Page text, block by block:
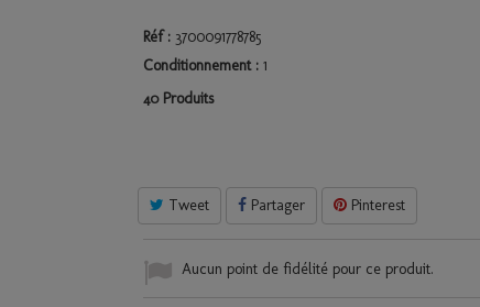
Réf : 3700091778785
Conditionnement : 1
40 Produits
Tweet Partager Pinterest
Aucun point de fidélité pour ce produit.